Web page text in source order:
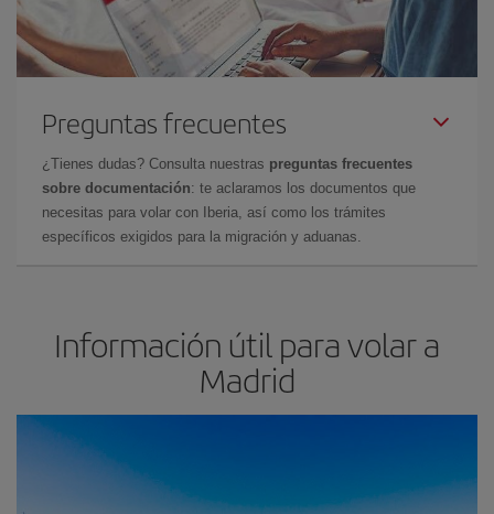
Preguntas frecuentes
¿Tienes dudas? Consulta nuestras preguntas frecuentes
sobre documentación: te aclaramos los documentos que
necesitas para volar con Iberia, así como los trámites
específicos exigidos para la migración y aduanas.
Información útil para volar a
Madrid